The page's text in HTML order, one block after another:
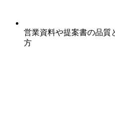
営業資料や提案書の品質
方